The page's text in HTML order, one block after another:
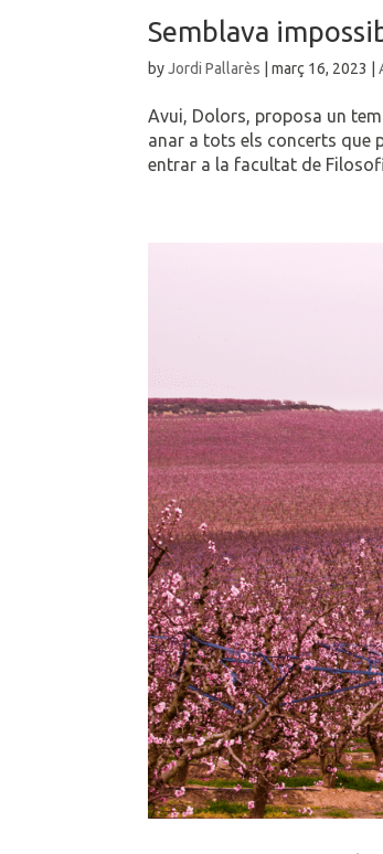
Semblava
byJordi Pallarès |març 16, 2023 |
Avui, Dolors, proposa un
anar a tots els concerts que
entrar a la facultat de